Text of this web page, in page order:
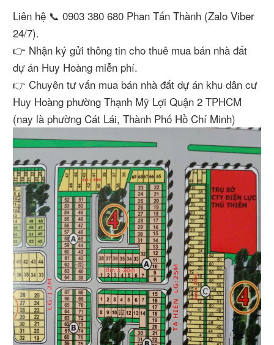
Liên hệ 📞 0903 380 680 Phan Tấn Thành (Zalo Viber
24/7).
👉 Nhận ký gửi thông tin cho thuê mua bán nhà đất
dự án Huy Hoàng miễn phí.
👉 Chuyên tư vấn mua bán nhà đất dự án khu dân cư
Huy Hoàng phường Thạnh Mỹ Lợi Quận 2 TPHCM
(nay là phường Cát Lái, Thành Phố Hồ Chí Minh)